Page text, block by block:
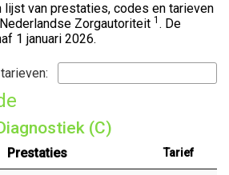
lijst van prestaties, codes en tarieven
Zorgautoriteit 1 . De
1 januari 2026.
(C)
Prestaties Tarief